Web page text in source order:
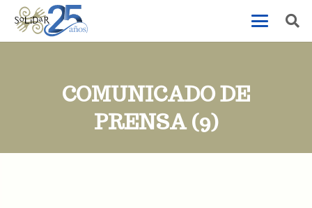
COMUNICADO DE
PRENSA (9)